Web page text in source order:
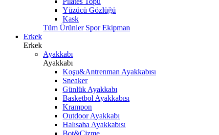
Yüzücü Gözlüğü
Kask
Tüm Ürünler Spor Ekipman
Erkek
Erkek
Ayakkabı
Ayakkabı
Koşu&Antrenman Ayakkabısı
Sneaker
Günlük Ayakkabı
Basketbol Ayakkabısı
Krampon
Outdoor Ayakkabı
Halısaha Ayakkabısı
Bot&Çizme